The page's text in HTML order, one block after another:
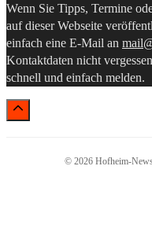
Wenn Sie Tipps, Termine
auf dieser Webseite
einfach eine E-Mail an
Kontaktdaten nicht
schnell und einfach melden.
© 2026 Hofheim-News